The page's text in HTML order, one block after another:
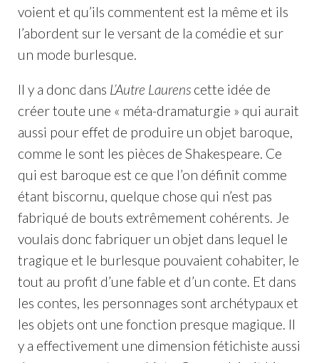
voient et qu’ils commentent est la même et ils
l’abordent sur le versant de la comédie et sur
un mode burlesque.
Il y a donc dans L’Autre Laurenscette idée de
créer toute une « méta-dramaturgie » qui aurait
aussi pour effet de produire un objet baroque,
comme le sont les pièces de Shakespeare. Ce
qui est baroque est ce que l’on définit comme
étant biscornu, quelque chose qui n’est pas
fabriqué de bouts extrêmement cohérents. Je
voulais donc fabriquer un objet dans lequel le
tragique et le burlesque pouvaient cohabiter, le
tout au profit d’une fable et d’un conte. Et dans
les contes, les personnages sont archétypaux et
les objets ont une fonction presque magique. Il
y a effectivement une dimension fétichiste aussi